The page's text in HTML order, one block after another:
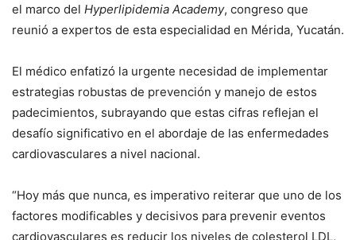
el marco del Hyperlipidemia Academy, congreso que
reunió a expertos de esta especialidad en Mérida, Yucatán.
El médico enfatizó la urgente necesidad de implementar
estrategias robustas de prevención y manejo de estos
padecimientos, subrayando que estas cifras reflejan el
desafío significativo en el abordaje de las enfermedades
cardiovasculares a nivel nacional.
“Hoy más que nunca, es imperativo reiterar que uno de los
factores modificables y decisivos para prevenir eventos
cardiovasculares es reducir los niveles de colesterol LDL,